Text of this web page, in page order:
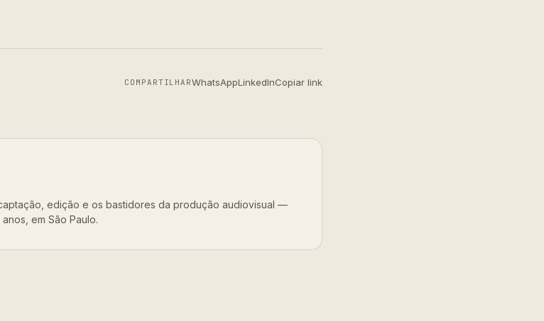
COMPARTILHARWhatsAppLinkedInCopiar link
edição e os bastidores da produção audiovisual —
em São Paulo.